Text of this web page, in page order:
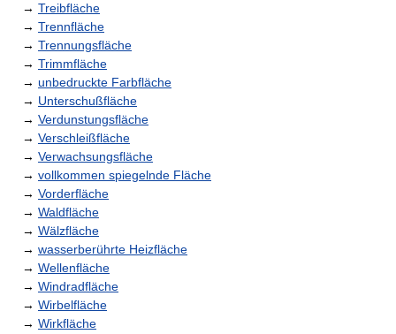
→ Treibfläche
→ Trennfläche
→ Trennungsfläche
→ Trimmfläche
→ unbedruckte Farbfläche
→ Unterschußfläche
→ Verdunstungsfläche
→ Verschleißfläche
→ Verwachsungsfläche
→ vollkommen spiegelnde Fläche
→ Vorderfläche
→ Waldfläche
→ Wälzfläche
→ wasserberührte Heizfläche
→ Wellenfläche
→ Windradfläche
→ Wirbelfläche
→ Wirkfläche